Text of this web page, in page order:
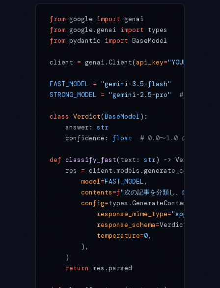
from google import genai
from google.genai import types
from pydantic import BaseModel
client = genai.Client(api_key=
FAST_MODEL = "gemini-3.5-flash"
STRONG_MODEL = "gemini-2.5-pro"
# 3.5 Pro
class Verdict(BaseModel):
    answer:
str
    confidence:
float
  # 0.0〜1.0 の自己申告
def classify_fast(text: str) -> Verdict:
    res
= client.models.generate_content(
        model
=FAST_MODEL ,
        contents
=f"次の記事を分類し、自信度を0〜
        config
=types.GenerateContentConfig(
            response_mime_type
=
            response_schema
=Verdict,
            temperature
=0,
        ),
    )
    return
res.parsed